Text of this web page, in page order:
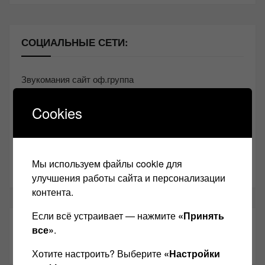
СОЦИАЛЬНЫЕ СЕТИ:
Звукомания сайт оф.группа
Контакт
Youtube
ТАКЖЕ ЧИТАЕМ:
Cookies
Мы используем файлы cookie для
улучшения работы сайта и персонализации
контента.
Если всё устраивает — нажмите «Принять
все».
Хотите настроить? Выберите «Настройки